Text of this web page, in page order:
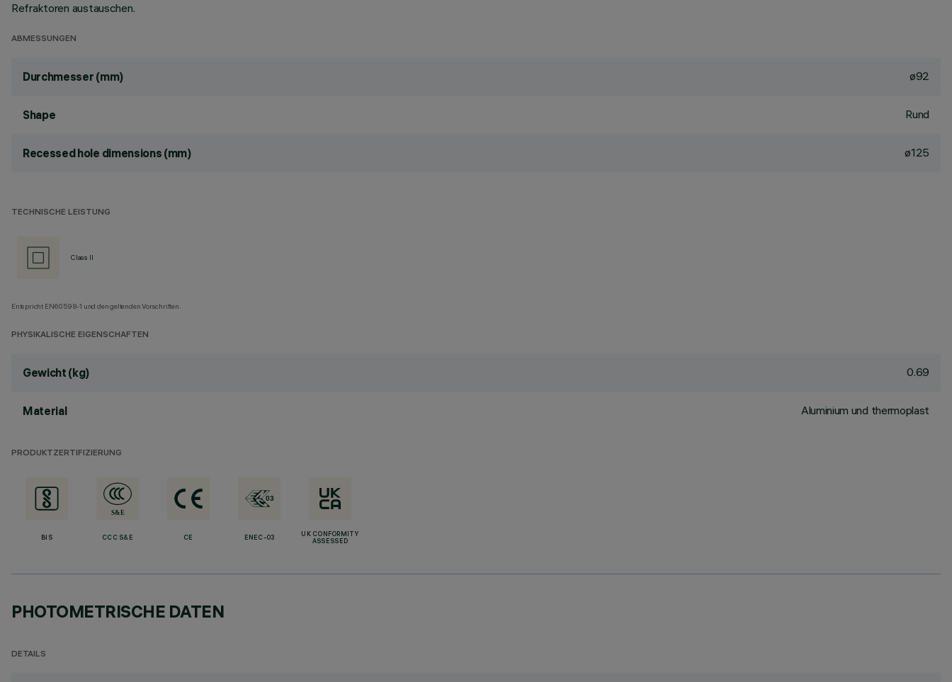
Refraktoren austauschen.
ABMESSUNGEN
Durchmesser (mm) ø92
Shape Rund
Recessed hole dimensions (mm) ø125
TECHNISCHE LEISTUNG
Class II
Entspricht EN60598-1 und den geltenden Vorschriften.
PHYSIKALISCHE EIGENSCHAFTEN
Gewicht (kg) 0.69
Material Aluminium und thermoplast
PRODUKTZERTIFIZIERUNG
BIS CCC S&E CE ENEC-03
UK CONFORMITY
ASSESSED
PHOTOMETRISCHE DATEN
DETAILS